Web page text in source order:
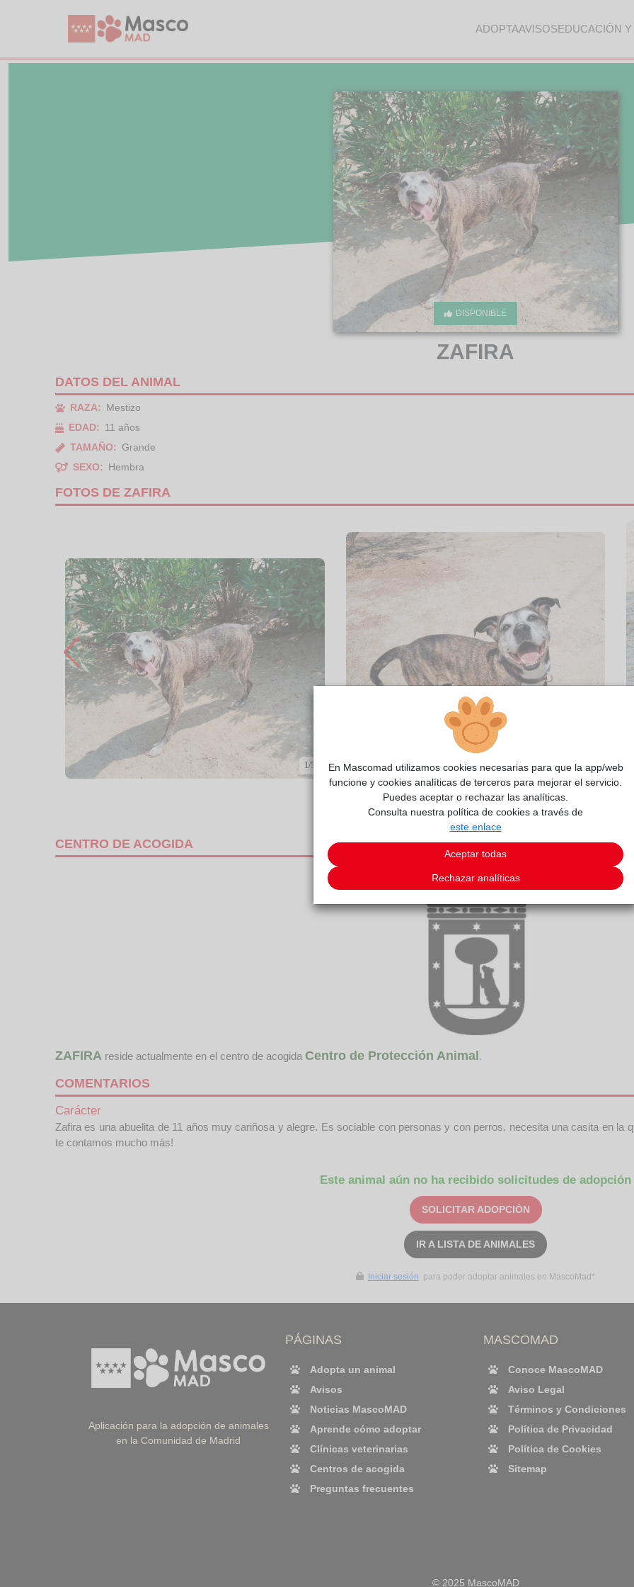
ADOPTAAVISOSEDUCACIÓN
DISPONIBLE
ZAFIRA
DATOS DEL ANIMAL
RAZA:
Mestizo
EDAD:
11 años
TAMAÑO:
Grande
SEXO:
Hembra
FOTOS DE ZAFIRA
1/5
CENTRO DE ACOGIDA
ZAFIRA reside actualmente en el centro de acogida Centro de Protección Animal.
COMENTARIOS
Carácter
Zafira es una abuelita de 11 años muy cariñosa y alegre. Es sociable con personas y con perros. necesita una casita en la
te contamos mucho más!
Este animal aún no ha recibido solicitudes de adopción
SOLICITAR ADOPCIÓN
IR A LISTA DE ANIMALES
Iniciar sesión para poder adoptar animales en MascoMad*
Aplicación para la adopción de animales
en la Comunidad de Madrid
PÁGINAS
Adopta un animal
Avisos
Noticias MascoMAD
Aprende cómo adoptar
Clínicas veterinarias
Centros de acogida
Preguntas frecuentes
MASCOMAD
Conoce MascoMAD
Aviso Legal
Términos y Condiciones
Política de Privacidad
Política de Cookies
Sitemap
© 2025 MascoMAD
En Mascomad utilizamos cookies necesarias para que la app/web
funcione y cookies analíticas de terceros para mejorar el servicio.
Puedes aceptar o rechazar las analíticas.
Consulta nuestra política de cookies a través de
este enlace
Aceptar todas
Rechazar analíticas